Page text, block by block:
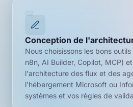
02
Conception de
Nous choisissons les bons
n8n, AI Builder, Copilot, MCP)
l'architecture des flux et des
l'hébergement Microsoft ou
systèmes et vos règles de